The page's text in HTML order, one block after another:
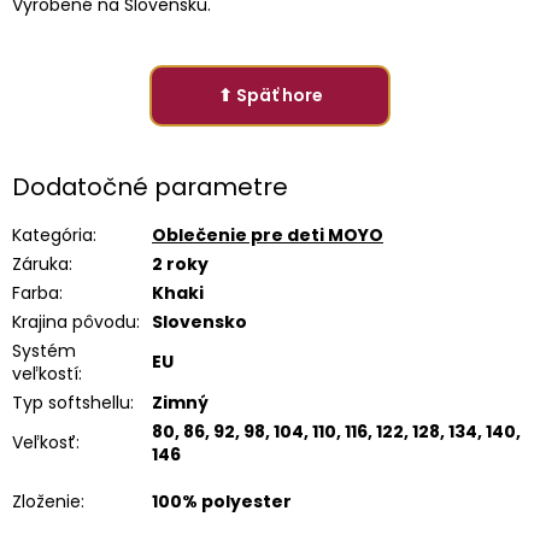
Vyrobené na Slovensku.
⬆ Späť hore
Dodatočné parametre
Kategória:
Oblečenie pre deti MOYO
Záruka:
2 roky
Farba:
Khaki
Krajina pôvodu: Slovensko
Systém
veľkostí:
EU
Typ softshellu:
Zimný
Veľkosť:
80, 86, 92, 98, 104, 110, 116, 122, 128, 134, 140,
146
Zloženie: 100% polyester